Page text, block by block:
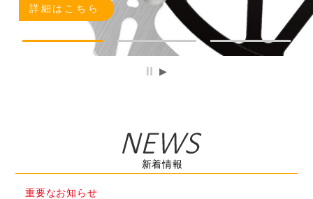
詳細はこちら詳細はこちら
詳細はこちら
新着情報
重要なお知らせ